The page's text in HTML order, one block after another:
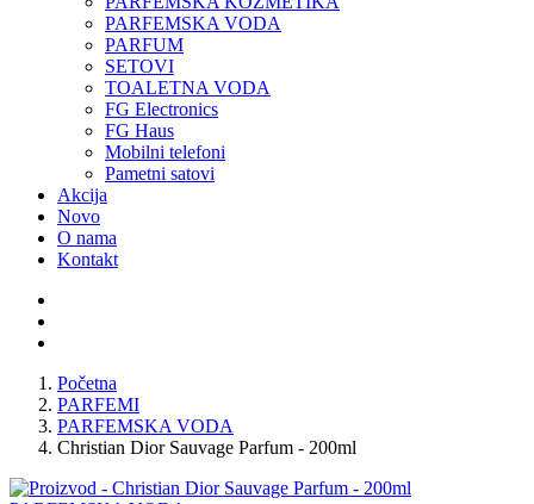
PARFEMSKA VODA
PARFUM
SETOVI
TOALETNA VODA
FG Electronics
FG Haus
Mobilni telefoni
Pametni satovi
Akcija
Novo
O nama
Kontakt
Početna
PARFEMI
PARFEMSKA VODA
Christian Dior Sauvage Parfum - 200ml